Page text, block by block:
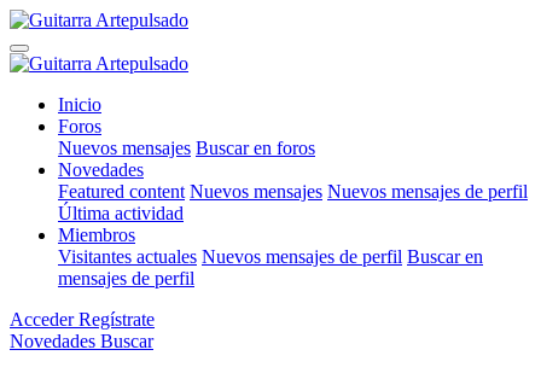
Inicio
Foros
Nuevos mensajes Buscar en foros
Novedades
Featured content Nuevos mensajes Nuevos mensajes de perfil
Última actividad
Miembros
Visitantes actuales Nuevos mensajes de perfil Buscar en
mensajes de perfil
Acceder Regístrate
Novedades Buscar